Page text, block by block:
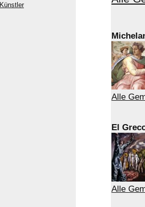
Künstler
Alle
El
Alle